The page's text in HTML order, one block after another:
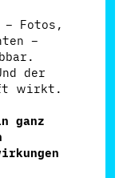
– Fotos,
–
der
wirkt.
ganz